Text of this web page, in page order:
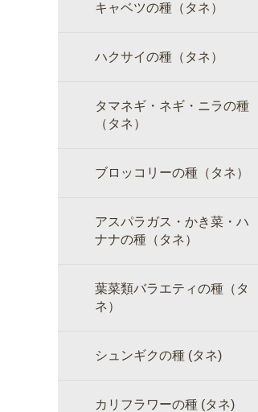
キャベツの種（タネ）
ハクサイの種（タネ）
タマネギ・ネギ・ニラの種
（タネ）
ブロッコリーの種（タネ）
アスパラガス・かき菜・ハ
ナナの種（タネ）
葉菜類バラエティの種（タ
ネ）
シュンギクの種 (タネ)
カリフラワーの種 (タネ)